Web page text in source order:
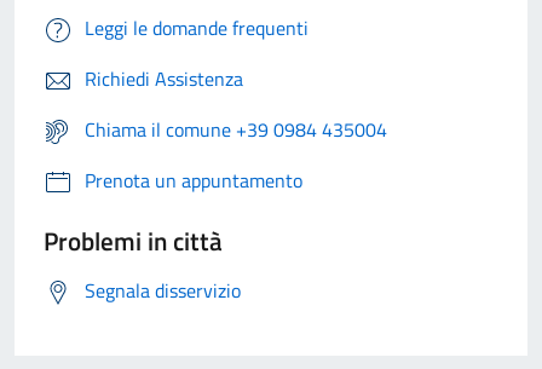
Leggi le domande frequenti
Richiedi Assistenza
Chiama il comune +39 0984 435004
Prenota un appuntamento
Problemi in città
Segnala disservizio